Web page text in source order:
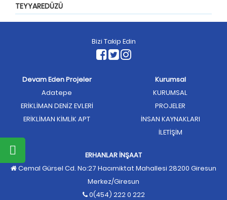
TEYYAREDÜZÜ
Bizi Takip Edin
Devam Eden Projeler
Adatepe
ERİKLİMAN DENİZ EVLERİ
ERİKLİMAN KİMLİK APT
Kurumsal
KURUMSAL
PROJELER
İNSAN KAYNAKLARI
İLETİŞİM
ERHANLAR İNŞAAT
Cemal Gürsel Cd. No:27 Hacımiktat Mahallesi 28200 Giresun
Merkez/Giresun
0(454) 222 0 222